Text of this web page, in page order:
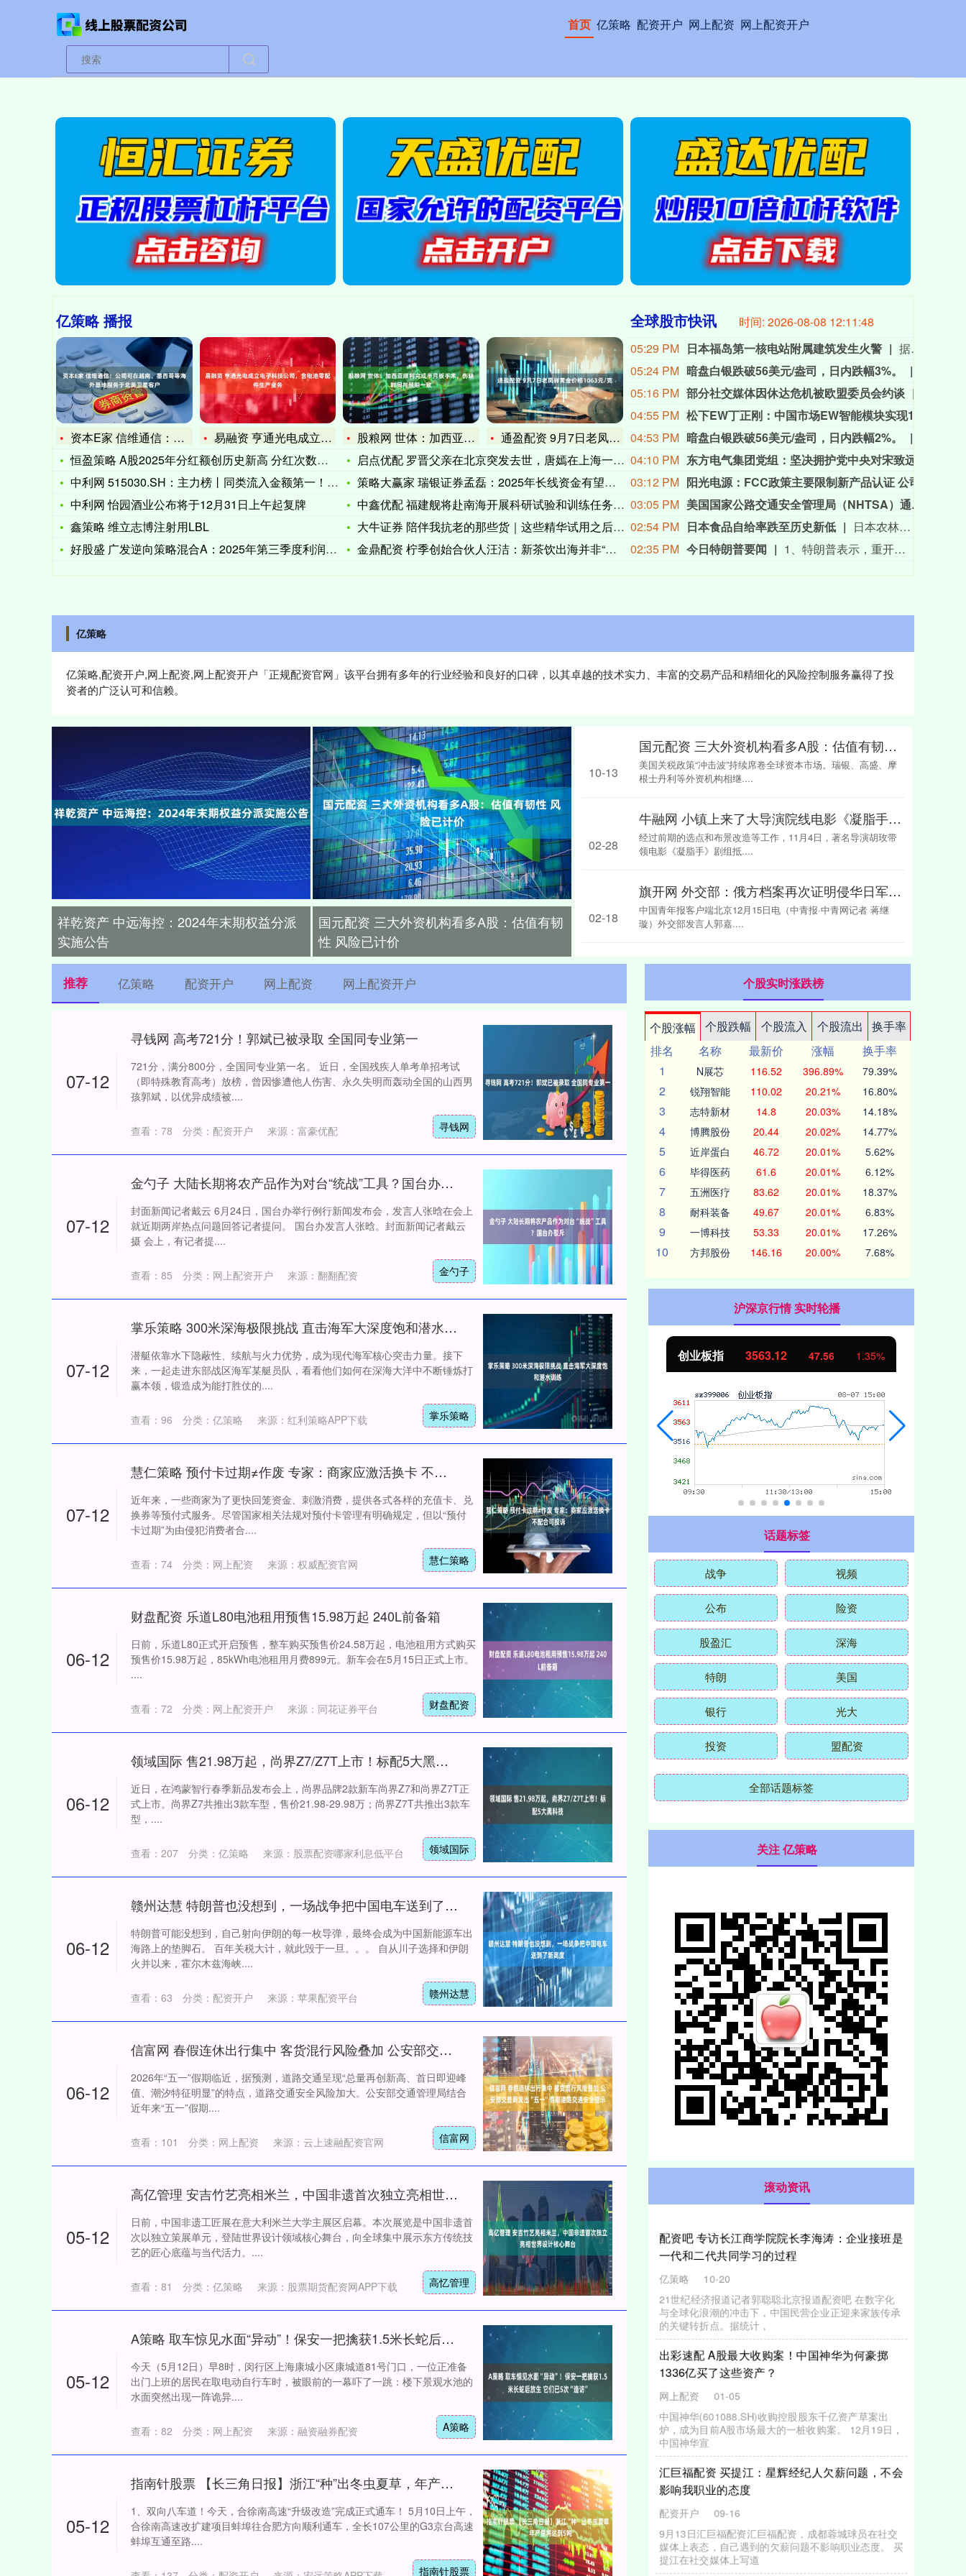
首页 亿策略 配资开户 网上配资 网上配资开户
亿策略 播报
资本E家 信维通信：公司可在越南、墨西哥等海外基地服务于北美
易融资 亨通光电成立电子科技公司，含电池零配件生产业务
恒盈策略 A股2025年分红额创历史新高 分红次数居前上市公
中利网 515030.SH：主力榜丨同类流入金额第一！新能源
中利网 怡园酒业公布将于12月31日上午起复牌
鑫策略 维立志博注射用LBL
好股盛 广发逆向策略混合A：2025年第三季度利润17778
股粮网 世体：加西亚顺利完成半月板手术，伤缺时间与预期一致
通盈配资 9月7日老凤祥黄金价格1063元/克
启点优配 罗晋父亲在北京突发去世，唐嫣在上海一直未离开，婚变
策略大赢家 瑞银证券孟磊：2025年长线资金有望持续稳定地进
中鑫优配 福建舰将赴南海开展科研试验和训练任务，哪些信息值得
大牛证券 陪伴我抗老的那些货｜这些精华试用之后不得不服，势不
金鼎配资 柠季创始合伙人汪洁：新茶饮出海并非“降维打击”，要
全球股市快讯 时间: 2026-08-08 12:11:50
05:29 PM 日本福岛第一核电站附属建筑发生火警
据东京电力公司消息，当地时间8日15时35分左右，日本福岛第一核电站5号、6号机组服务建筑3、4层的火灾报警器发生启动。东京电力公司于当天16时01分向双叶消防本部报警。随后，消防部门赶赴现场确认，但未发现明火或冒烟。事件对核电站厂区设备没有造成影响，监测点以及厂区边界的尘埃监测仪等所测得的放射线量也未发现异常。（央视新闻）
05:24 PM 暗盘白银跌破56美元/盎司，日内跌幅3%。
05:16 PM 部分社交媒体因休达危机被欧盟委员会约谈
04:55 PM
04:53 PM 暗盘白银跌破56美元/盎司，日内跌幅2%。
04:10 PM
03:12 PM
03:05 PM
美国国家公路交通安全管理局（NHTSA）通报：克莱斯勒（即FCA美国有限责任公司）正在召回部分美国市场车型，涉及1458辆美国车辆，本次召回范围内车辆存在安全带无法回缩的问题，无法按设计要求正确约束乘员，会提升乘员受伤风险。
02:54 PM 日本食品自给率跌至历史新低
日本农林水产省8月7日公布的数据显示，2025财年，即2025年4月至2026年3月，按热量计算的日本食品自给率下降1个百分点至37%，为历史最低水平。日本食品自给率是指国内生产的食品占国内食品总供给的比例。日本农林水产省表示，大米消费减少是食品自给率下降的重要原因。日本大米消费长期以来主要依靠本国供应，是日本食品自给率的重要支撑。米价上涨导致居民大米消费减少，国产大米提供的热量随之减少，显著拉低日本整体食品自给率。（CCTV国际时讯）
02:35 PM 今日特朗普要闻 1、特朗普表示，重开霍尔木兹海峡的谈判正在推进，尽管伊朗议员正在考虑对与美国和以色列相关的船只实施限制。 2、特朗普：（关于人工智能）这可能比石油还要重要。谁赢得人工智能，谁就赢得一切。就是如此重要。人工智能比互联网大很多倍。 3、报道称，美国总统特朗普近日在一次私下会晤中表示，他希望副总统万斯能够赢得2028年总统大选。 4、美国总统特朗普当地时间8月7日宣布，联邦政府将向多个关键矿产和电池项目投资30亿美元，旨在增加美国国内产量，并以此推动国家安全与产业政策。 5、美国总统特朗普6日否认他对国防部长赫格塞思不满，称对赫格塞思所做的工作“非常满意”。 6、白宫本周致信库克称，特朗普“正在考虑”解除其职务，并要求她在三周内回应有关抵押贷款欺诈的指控。 7、特朗普媒体集团退出与Crypto.com的两项交易。 8、当地时间8月6日，有记者在采访美国总统特朗普时提出，如果民主党人在中期选举后控制国会众议院，可能会再次试图弹劾他，特朗普表示，“很多人说我是有史以来最伟大的总统之一”。
亿策略
亿策略,配资开户,网上配资,网上配资开户「正规配资官网」该平台拥有多年的行业经验和良好的口碑，以其卓越的技术实力、丰富的交易产品和精细化的风险控制服务赢得了投
资者的广泛认可和信赖。
祥乾资产 中远海控：2024年末期权益分派
实施公告
国元配资 三大外资机构看多A股：估值有韧
性 风险已计价
国元配资 三大外资机构看多A股：估值有韧性 风险已计价
美国关税政策“冲击波”持续席卷全球资本市场。瑞银、高盛、摩
根士丹利等外资机构相继....
10-13
牛融网 小镇上来了大导演院线电影《凝脂手》在孝昌取景拍摄
经过前期的选点和布景改造等工作，11月4日，著名导演胡玫带
领电影《凝脂手》剧组抵....
02-28
旗开网 外交部：俄方档案再次证明侵华日军731部队犯下罄竹难书的反人类罪行
中国青年报客户端北京12月15日电（中青报·中青网记者 蒋继
璇）外交部发言人郭嘉....
02-18
推荐 亿策略 配资开户 网上配资 网上配资开户
07-12
寻钱网 高考721分！郭斌已被录取 全国同专业第一
721分，满分800分，全国同专业第一名。 近日，全国残疾人单考单招考试
（即特殊教育高考）放榜，曾因惨遭他人伤害、永久失明而轰动全国的山西男
孩郭斌，以优异成绩被....
来源：富豪优配
查看： 78 分类： 配资开户 寻钱网
07-12
金勺子 大陆长期将农产品作为对台“统战”工具？国台办驳斥
封面新闻记者戴云 6月24日，国台办举行例行新闻发布会，发言人张晗在会上
就近期两岸热点问题回答记者提问。 国台办发言人张晗。封面新闻记者戴云
摄 会上，有记者提....
来源：翻翻配资
查看： 85 分类： 网上配资开户 金勺子
07-12
掌乐策略 300米深海极限挑战 直击海军大深度饱和潜水训练
潜艇依靠水下隐蔽性、续航与火力优势，成为现代海军核心突击力量。接下
来，一起走进东部战区海军某艇员队，看看他们如何在深海大洋中不断锤炼打
赢本领，锻造成为能打胜仗的....
来源：红利策略APP下载
查看： 96 分类： 亿策略 掌乐策略
07-12
慧仁策略 预付卡过期≠作废 专家：商家应激活换卡 不配合可投诉
近年来，一些商家为了更快回笼资金、刺激消费，提供各式各样的充值卡、兑
换券等预付式服务。尽管国家相关法规对预付卡管理有明确规定，但以“预付
卡过期”为由侵犯消费者合....
来源：权威配资官网
查看： 74 分类： 网上配资 慧仁策略
06-12
财盘配资 乐道L80电池租用预售15.98万起 240L前备箱
日前，乐道L80正式开启预售，整车购买预售价24.58万起，电池租用方式购买
预售价15.98万起，85kWh电池租用月费899元。新车会在5月15日正式上市。
....
来源：同花证券平台
查看： 72 分类： 网上配资开户 财盘配资
06-12
领域国际 售21.98万起，尚界Z7/Z7T上市！标配5大黑科技
近日，在鸿蒙智行春季新品发布会上，尚界品牌2款新车尚界Z7和尚界Z7T正
式上市。尚界Z7共推出3款车型，售价21.98-29.98万；尚界Z7T共推出3款车
型，....
来源：股票配资哪家利息低平台
查看： 207 分类： 亿策略 领域国际
06-12
赣州达慧 特朗普也没想到，一场战争把中国电车送到了新高度
特朗普可能没想到，自己射向伊朗的每一枚导弹，最终会成为中国新能源车出
海路上的垫脚石。 百年关税大计，就此毁于一旦。。。 自从川子选择和伊朗
火并以来，霍尔木兹海峡....
来源：苹果配资平台
查看： 63 分类： 配资开户 赣州达慧
06-12
信富网 春假连休出行集中 客货混行风险叠加 公安部交管局发出“五一”假期道路交通安全提示
2026年“五一”假期临近，据预测，道路交通呈现“总量再创新高、首日即迎峰
值、潮汐特征明显”的特点，道路交通安全风险加大。公安部交通管理局结合
近年来“五一”假期....
来源：云上速融配资官网
查看： 101 分类： 网上配资 信富网
05-12
高亿管理 安吉竹艺亮相米兰，中国非遗首次独立亮相世界设计核心舞台
日前，中国非遗工匠展在意大利米兰大学主展区启幕。本次展览是中国非遗首
次以独立策展单元，登陆世界设计领域核心舞台，向全球集中展示东方传统技
艺的匠心底蕴与当代活力。....
来源：股票期货配资网APP下载
查看： 81 分类： 亿策略 高忆管理
05-12
A策略 取车惊见水面“异动”！保安一把擒获1.5米长蛇后放生 它们已5次“造访”
今天（5月12日）早8时，闵行区上海康城小区康城道81号门口，一位正准备
出门上班的居民在取电动自行车时，被眼前的一幕吓了一跳：楼下景观水池的
水面突然出现一阵诡异....
来源：融资融券配资
查看： 82 分类： 网上配资 A策略
05-12
指南针股票 【长三角日报】浙江“种”出冬虫夏草，年产量将达到5吨
1、双向八车道！今天，合徐南高速“升级改造”完成正式通车！ 5月10日上午，
合徐南高速改扩建项目蚌埠往合肥方向顺利通车，全长107公里的G3京台高速
蚌埠互通至路....
指南针股票
个股实时涨跌榜
个股涨幅 个股跌幅 个股流入 个股流出
换手率
排名
名称 最新价 涨幅
换手率
1
N展芯 116.52 396.89% 79.39%
2 锐翔智能 110.02 20.21% 16.80%
3 志特新材 14.8 20.03% 14.18%
4 博腾股份 20.44 20.02% 14.77%
5 近岸蛋白 46.72 20.01% 5.62%
6 毕得医药 61.6 20.01% 6.12%
7 五洲医疗 83.62 20.01% 18.37%
8 耐科装备 49.67 20.01% 6.83%
9 一博科技 53.33 20.01% 17.26%
10 方邦股份 146.16 20.00% 7.68%
沪深京行情 实时轮播
北证50 1134.24 11.37 1.01% 创业板指 3563.12 47.56 1.35% 基金指数 7242.10 12.30 0.17%
话题标签
战争 视频
公布 险资
股盈汇 深海
特朗 美国
银行 光大
投资 盟配资
全部话题标签
关注 亿策略
滚动资讯
祥乾资产 中远海控：2024年末期权益分派实施
公告
配资开户
12-29
证券日报网讯 6月16日晚间，中远海控发布2024年末期
权益分派实施公告称，公司2024年末期利润分配方案为
A股每股现金
精选期货配资 这届老爸带娃有多“野”？看完笑出
驴叫声，网友：智商超出地球文明
亿策略 03-15
大家好，我是探长。常说父爱如山，但谈到父亲带娃，
很多妈妈都有一肚子的故事与感慨。其实，如今的爸爸
们在家里的身影比以往大胆
国元配资 三大外资机构看多A股：估值有韧性 风
险已计价
配资开户 10-13
美国关税政策“冲击波”持续席卷全球资本市场。瑞银、
高盛、摩根士丹利等外资机构相继发布最新观点国元配
资。 4月8日，瑞银证